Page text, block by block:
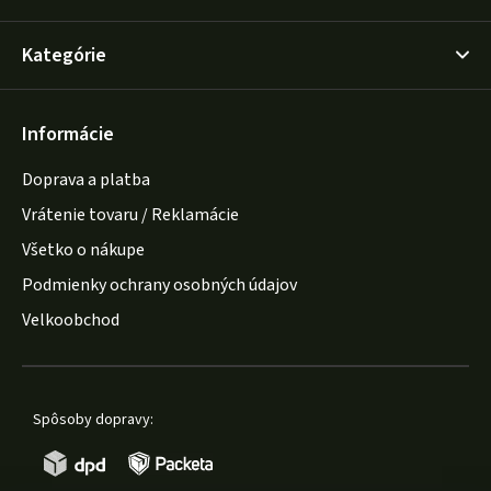
Kategórie
Informácie
Doprava a platba
Vrátenie tovaru / Reklamácie
Všetko o nákupe
Podmienky ochrany osobných údajov
Velkoobchod
Spôsoby dopravy: